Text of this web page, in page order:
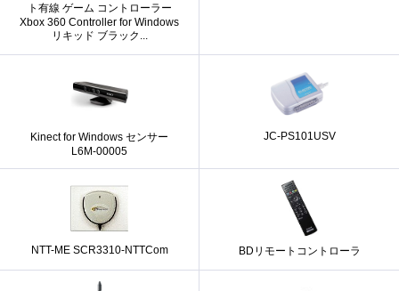
ト有線 ゲーム コントローラー
Xbox 360 Controller for Windows
リキッド ブラック...
Kinect for Windows センサー
L6M-00005
JC-PS101USV
NTT-ME SCR3310-NTTCom BDリモートコントローラ